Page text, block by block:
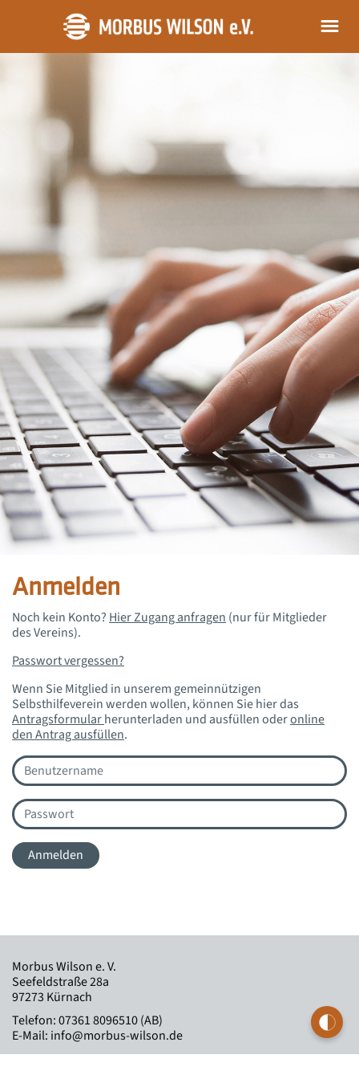
Anmelden
Noch kein Konto? Hier Zugang anfragen (nur für Mitglieder
des Vereins).
Passwort vergessen?
Wenn Sie Mitglied in unserem gemeinnützigen
Selbsthilfeverein werden wollen, können Sie hier das
Antragsformularherunterladen und ausfüllen oderonline
den Antrag ausfüllen.
Anmelden
Morbus Wilson e. V.
Seefeldstraße 28a
97273 Kürnach
Telefon:07361 8096510 (AB)
E-Mail: info@morbus-wilson.de
IBAN: DE72 7115 0000 0000 0426 55